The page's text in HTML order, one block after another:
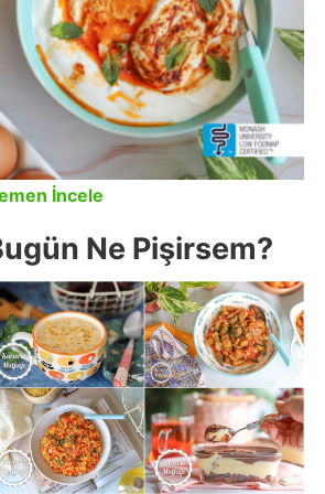
İncele
Ne Pişirsem?